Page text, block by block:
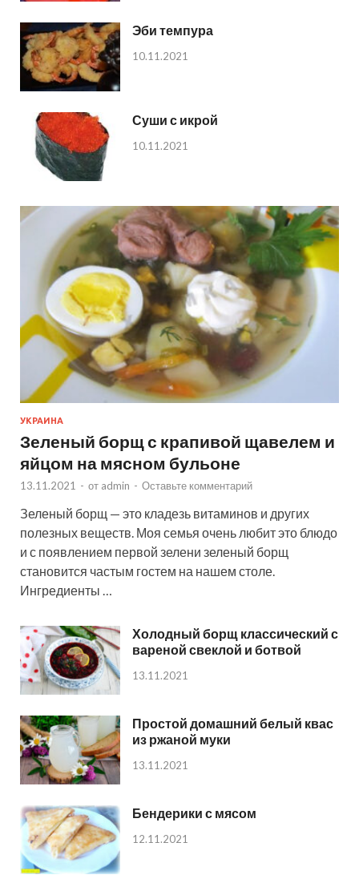
Эби темпура
10.11.2021
Суши с икрой
10.11.2021
УКРАИНА
Зеленый борщ с крапивой щавелем и
яйцом на мясном бульоне
13.11.2021 - от admin - Оставьте комментарий
Зеленый борщ — это кладезь витаминов и других
полезных веществ. Моя семья очень любит это блюдо
и с появлением первой зелени зеленый борщ
становится частым гостем на нашем столе.
Ингредиенты …
Холодный борщ классический с
вареной свеклой и ботвой
13.11.2021
Простой домашний белый квас
из ржаной муки
13.11.2021
Бендерики с мясом
12.11.2021